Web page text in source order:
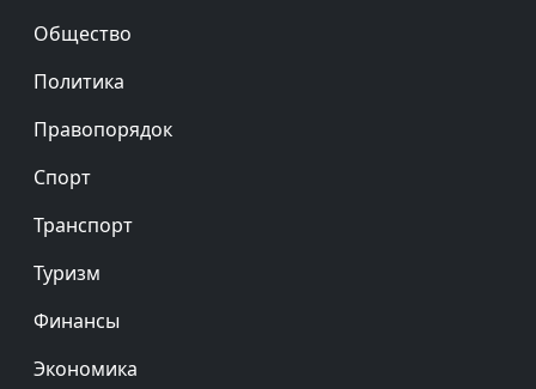
Общество
Политика
Правопорядок
Спорт
Транспорт
Туризм
Финансы
Экономика